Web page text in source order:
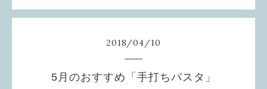
2018/04/10
5月のおすすめ「手打ちパスタ」